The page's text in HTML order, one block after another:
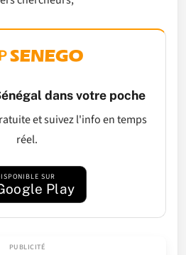
dans votre poche
et suivez l'info en temps
réel.
SUR
Play